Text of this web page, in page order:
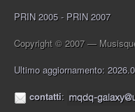
PRIN 2005 - PRIN 2007
Copyright © 2007 —
Ultimo aggiornamento:
contatti: